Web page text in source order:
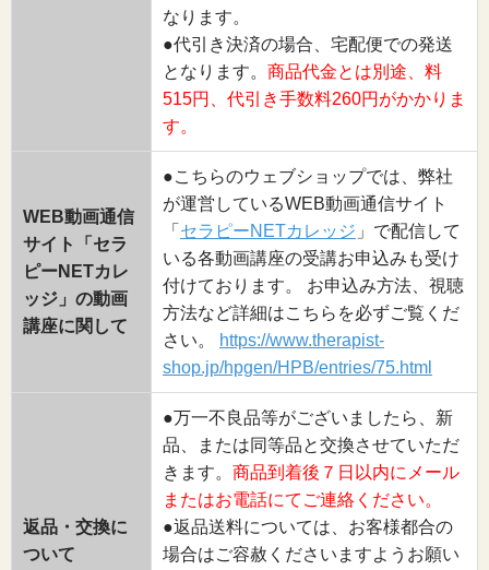
なります。
●代引き決済の場合、宅配便での発送
となります。 商品代金とは別途、料
515円、代引き手数料260円がかかりま
す。
WEB動画通信
サイト「セラ
ピーNETカレ
ッジ」の動画
講座に関して
●こちらのウェブショップでは、弊社
が運営しているWEB動画通信サイト
「 セラピーNETカレッジ 」で配信して
いる各動画講座の受講お申込みも受け
付けております。 お申込み方法、視聴
方法など詳細はこちらを必ずご覧くだ
さい。
https://www.therapist-
shop.jp/hpgen/HPB/entries/75.html
返品・交換に
ついて
●万一不良品等がございましたら、新
品、または同等品と交換させていただ
きます。 商品到着後７日以内にメール
またはお電話にてご連絡ください。
●返品送料については、お客様都合の
場合はご容赦くださいますようお願い